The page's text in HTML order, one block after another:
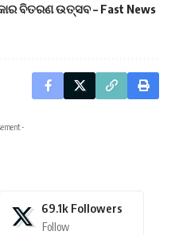
ଉତ୍ସବ – Fast News
-
69.1k Followers
Follow